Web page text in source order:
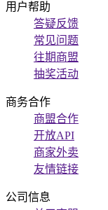
用户帮助
答疑反馈
常见问题
往期商盟
抽奖活动
商务合作
商盟合作
开放API
商家外卖
友情链接
公司信息